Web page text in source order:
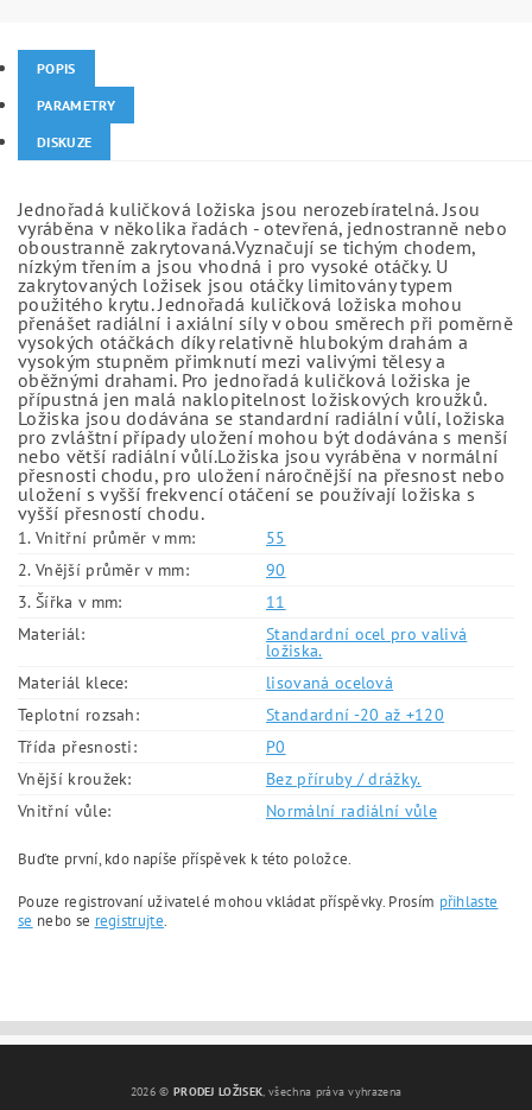
POPIS
PARAMETRY
DISKUZE
Jednořadá kuličková ložiska jsou nerozebíratelná. Jsou
vyráběna v několika řadách - otevřená, jednostranně nebo
oboustranně zakrytovaná.Vyznačují se tichým chodem,
nízkým třením a jsou vhodná i pro vysoké otáčky. U
zakrytovaných ložisek jsou otáčky limitovány typem
použitého krytu. Jednořadá kuličková ložiska mohou
přenášet radiální i axiální síly v obou směrech při poměrně
vysokých otáčkách díky relativně hlubokým drahám a
vysokým stupněm přimknutí mezi valivými tělesy a
oběžnými drahami. Pro jednořadá kuličková ložiska je
přípustná jen malá naklopitelnost ložiskových kroužků.
Ložiska jsou dodávána se standardní radiální vůlí, ložiska
pro zvláštní případy uložení mohou být dodávána s menší
nebo větší radiální vůlí.Ložiska jsou vyráběna v normální
přesnosti chodu, pro uložení náročnější na přesnost nebo
uložení s vyšší frekvencí otáčení se používají ložiska s
vyšší přesností chodu.
1. Vnitřní průměr v mm:
55
2. Vnější průměr v mm:
90
3. Šířka v mm:
11
Materiál:
Standardní ocel pro valivá
ložiska.
Materiál klece:
lisovaná ocelová
Teplotní rozsah:
Standardní -20 až +120
Třída přesnosti:
P0
Vnější kroužek:
Bez příruby / drážky.
Vnitřní vůle:
Normální radiální vůle
Buďte první, kdo napíše příspěvek k této položce.
Pouze registrovaní uživatelé mohou vkládat příspěvky. Prosím přihlaste
se nebo se registrujte.
2026 © PRODEJ LOŽISEK, všechna práva vyhrazena